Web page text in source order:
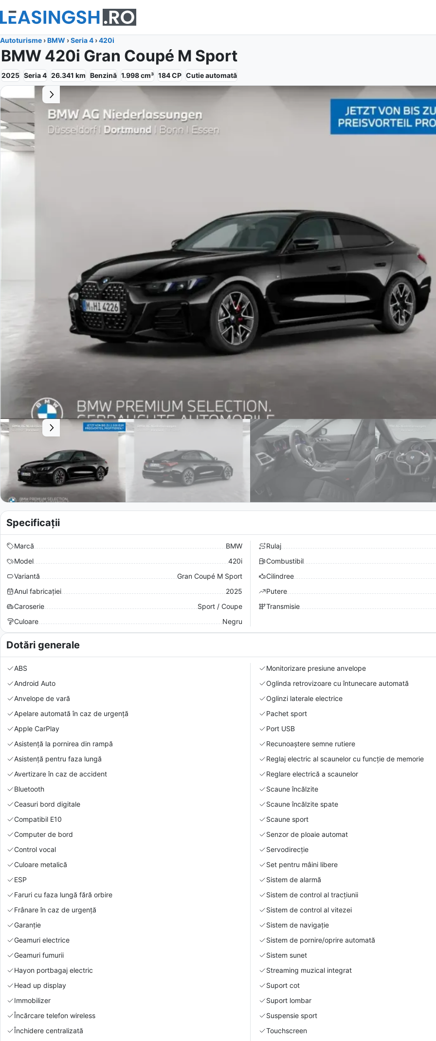
Autoturisme ›BMW ›Seria 4 ›420i
BMW 420i Gran Coupé M Sport
2025 Seria 4 26.341 km Benzină 1.998cm³ 184CP Cutieautomată
Specificații
Marcă
BMW
Model
420i
Variantă
Gran Coupé M Sport
Anul fabricației
2025
Caroserie
Sport / Coupe
Culoare
Negru
Rulaj
Combustibil
Cilindree
Putere
Transmisie
Dotări generale
ABS
Android Auto
Anvelope de vară
Apelare automată în caz de urgență
Apple CarPlay
Asistență la pornirea din rampă
Asistență pentru faza lungă
Avertizare în caz de accident
Bluetooth
Ceasuri bord digitale
Compatibil E10
Computer de bord
Control vocal
Culoare metalică
ESP
Faruri cu faza lungă fără orbire
Frânare în caz de urgență
Garanție
Geamuri electrice
Geamuri fumurii
Hayon portbagaj electric
Head up display
Immobilizer
Încărcare telefon wireless
Închidere centralizată
Monitorizare presiune anvelope
Oglinda retrovizoare cu întunecare automată
Oglinzi laterale electrice
Pachet sport
Port USB
Recunoaștere semne rutiere
Reglaj electric al scaunelor cu funcție de memorie
Reglare electrică a scaunelor
Scaune încălzite
Scaune încălzite spate
Scaune sport
Senzor de ploaie automat
Servodirecție
Set pentru mâini libere
Sistem de alarmă
Sistem de control al tracțiunii
Sistem de control al vitezei
Sistem de navigație
Sistem de pornire/oprire automată
Sistem sunet
Streaming muzical integrat
Suport cot
Suport lombar
Suspensie sport
Touchscreen